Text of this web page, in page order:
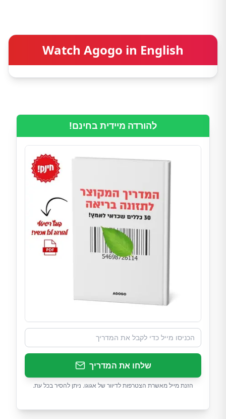
Watch Agogo in English
להורדה מיידית בחינם!
שלחו את המדריך
הזנת מייל מאשרת הצטרפות לדיוור של אגוגו. ניתן להסיר בכל עת.